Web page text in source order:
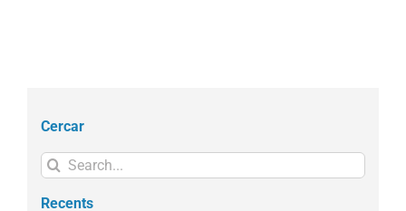
Cercar
Search
for:
Recents